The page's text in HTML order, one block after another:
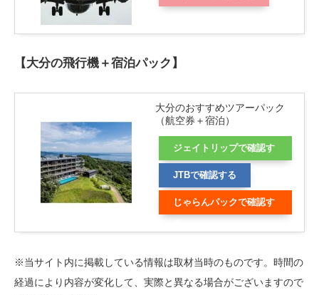
【大分の飛行機＋宿泊パック】
大分のおすすめツアーパック
（航空券＋宿泊）
ジェイトリップで確認す
る
JTBで確認する
じゃらんパックで確認す
※当サイト内に掲載している情報は取材当時のものです。時間の
経過により内容が変化して、実際と異なる場合がございますので